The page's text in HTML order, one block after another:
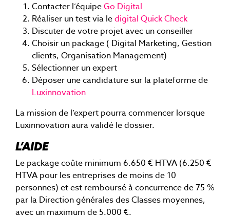
Contacter l’équipeGo Digital
Réaliser un test via ledigital Quick Check
Discuter de votre projet avec un conseiller
Choisir un package ( Digital Marketing, Gestion
clients, Organisation Management)
Sélectionner un expert
Déposer une candidature sur la plateforme de
Luxinnovation
La mission de l’expert pourra commencer lorsque
Luxinnovation aura validé le dossier.
L’AIDE
Le package coûte minimum 6.650 € HTVA (6.250 €
HTVA pour les entreprises de moins de 10
personnes) et est remboursé à concurrence de 75 %
par la Direction générales des Classes moyennes,
avec un maximum de 5.000 €.